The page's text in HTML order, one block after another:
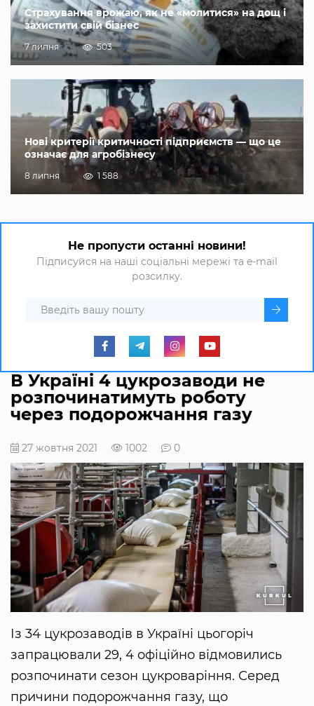
Страхування врожаю, як не «молитися» на дощ і
захистити свій бізнес
7 липня 503
Нові критерії критичності підприємств — що це
означає для агробізнесу
8 липня 1 588
Не пропусти останні новини!
Підписуйся на наші соціальні мережі та e-mail
розсилку.
В Україні 4 цукрозаводи не
розпочинатимуть роботу
через подорожчання газу
27 жовтня 2021 1002 0
Із 34 цукрозаводів в Україні цьогоріч
запрацювали 29, 4 офіційно відмовились
розпочинати сезон цукроваріння. Серед
причини подорожчання газу, що